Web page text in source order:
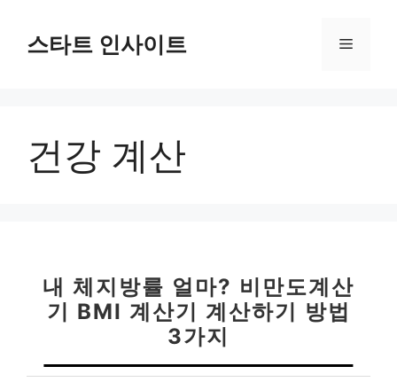
스타트 인사이트 메
건강 계산
내 체지방률 얼마? 비만도계산
기 BMI 계산기 계산하기 방법
3가지